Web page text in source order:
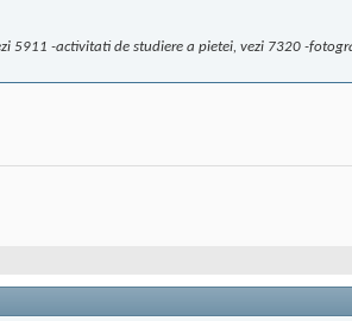
5911 -activitati de studiere a pietei, vezi 7320 -